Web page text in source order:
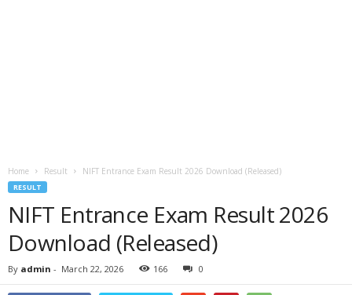
Home Result NIFT Entrance Exam Result 2026 Download (Released)
RESULT
NIFT Entrance Exam Result 2026
Download (Released)
By admin - March 22, 2026 166 0